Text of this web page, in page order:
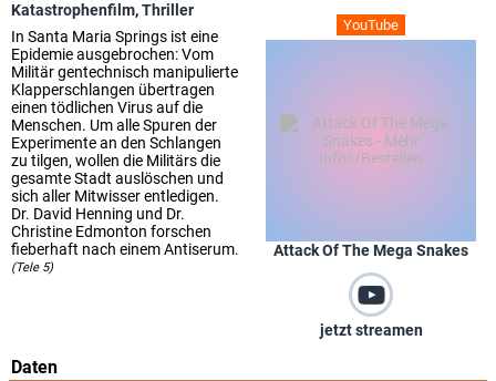
YouTube
Attack Of The Mega Snakes
jetzt streamen
Katastrophenfilm,Thriller
In Santa Maria Springs ist eine
Epidemie ausgebrochen: Vom
Militär gentechnisch manipulierte
Klapperschlangen übertragen
einen tödlichen Virus auf die
Menschen. Um alle Spuren der
Experimente an den Schlangen
zu tilgen, wollen die Militärs die
gesamte Stadt auslöschen und
sich aller Mitwisser entledigen.
Dr. David Henning und Dr.
Christine Edmonton forschen
fieberhaft nach einem Antiserum.
(Tele 5)
Daten